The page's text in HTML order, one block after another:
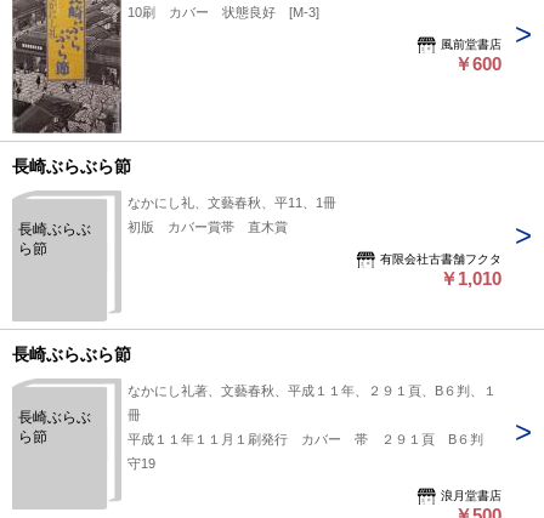
10刷 カバー 状態良好 [M-3]
風前堂書店
￥600
長崎ぶらぶら節
長崎ぶらぶ
ら節
なかにし礼、文藝春秋、平11、1冊
初版 カバー賞帯 直木賞
有限会社古書舗フクタ
￥1,010
長崎ぶらぶら節
長崎ぶらぶ
ら節
なかにし礼著、文藝春秋、平成１１年、２９１頁、B６判、１
冊
平成１１年１１月１刷発行 カバー 帯 ２９１頁 B６判
守19
浪月堂書店